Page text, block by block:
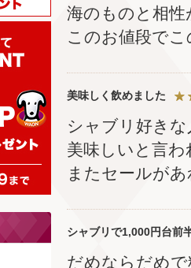
海のものと相
このお値段で
美味しく飲めました
シャブリ好き
美味しいと言
またセールが
シャブリで1,000円台前
だめならだめ